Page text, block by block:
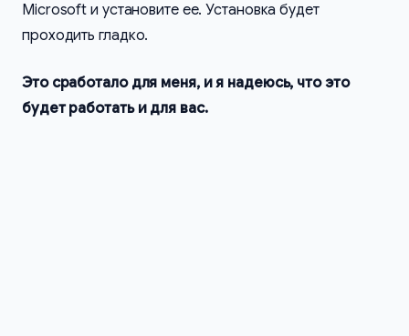
Microsoft и установите ее. Установка будет
проходить гладко.
Это сработало для меня, и я надеюсь, что это
будет работать и для вас.